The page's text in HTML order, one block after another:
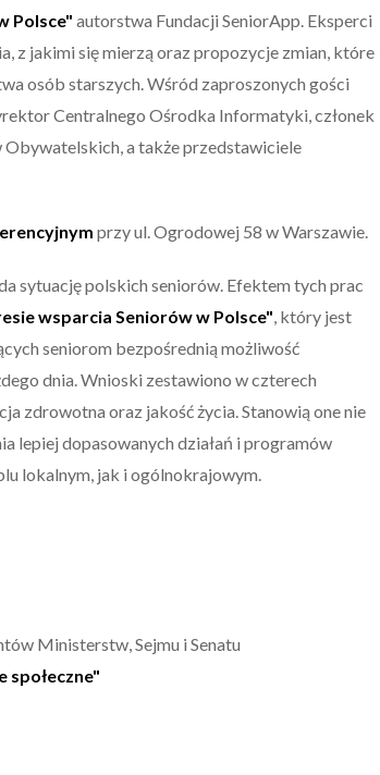
Polsce" autorstwa Fundacji SeniorApp. Eksperci
z jakimi się mierzą oraz propozycje zmian, które
osób starszych. Wśród zaproszonych gości
Centralnego Ośrodka Informatyki, członek
a także przedstawiciele
przy ul. Ogrodowej 58 w Warszawie.
sytuację polskich seniorów. Efektem tych prac
wsparcia Seniorów w Polsce" , który jest
seniorom bezpośrednią możliwość
dnia. Wnioski zestawiono w czterech
zdrowotna oraz jakość życia. Stanowią one nie
lepiej dopasowanych działań i programów
lokalnym, jak i ogólnokrajowym.
Ministerstw, Sejmu i Senatu
społeczne"